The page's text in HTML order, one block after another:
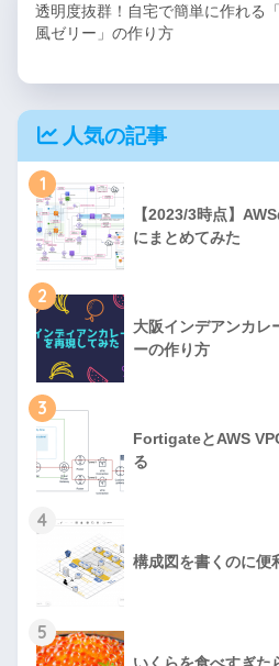
透明度抜群！自宅で簡単に作れる
風ゼリー」の作り方
人気の記事
1
【2023/3時点】
にまとめてみた
2
大阪インデアンカレ
ーの作り方
3
FortigateとAWS
る
4
構成図を書くのに便
5